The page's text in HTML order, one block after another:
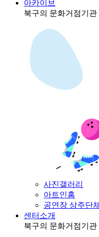
아카이브
북구의 문화거점기관
사진갤러리
아트인홈
공연장 상주단체
센터소개
북구의 문화거점기관